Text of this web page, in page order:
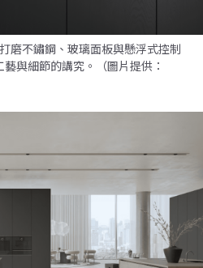
磨不鏽鋼、玻璃面板與懸浮式控制
與細節的講究。（圖片提供：